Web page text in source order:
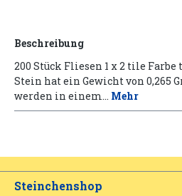
Beschreibung
200 Stück Fliesen 1 x 2 tile
Stein hat ein Gewicht von 0,265
werden in einem… Mehr
Steinchenshop